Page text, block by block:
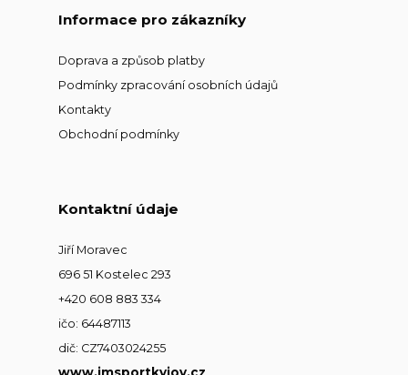
Informace pro zákazníky
Doprava a způsob platby
Podmínky zpracování osobních údajů
Kontakty
Obchodní podmínky
Kontaktní údaje
Jiří Moravec
696 51 Kostelec 293
+420 608 883 334
ičo: 64487113
dič: CZ7403024255